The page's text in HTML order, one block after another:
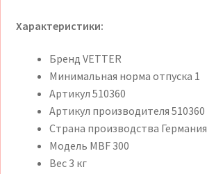
LKR
деревянные
бетонные
столбы,
VETTER
Характеристики:
Бренд VETTER
Минимальная норма отпуска 1
Артикул 510360
Артикул производителя 510360
Страна производства Германия
Модель MBF 300
Вес 3 кг